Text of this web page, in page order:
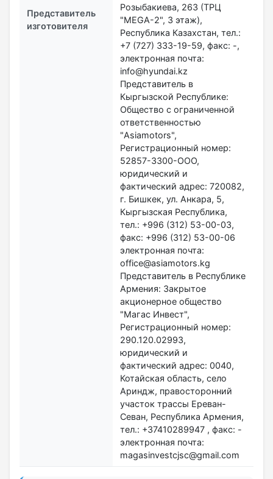
Представитель
изготовителя
Розыбакиева, 263 (ТРЦ
"MEGA-2", 3 этаж),
Республика Казахстан, тел.:
+7 (727) 333-19-59, факс: -,
электронная почта:
info@hyundai.kz
Представитель в
Кыргызской Республике:
Общество с ограниченной
ответственностью
"Asiamotors",
Регистрационный номер:
52857-3300-ООО,
юридический и
фактический адрес: 720082,
г. Бишкек, ул. Анкара, 5,
Кыргызская Республика,
тел.: +996 (312) 53-00-03,
факс: +996 (312) 53-00-06
электронная почта:
office@asiamotors.kg
Представитель в Республике
Армения: Закрытое
акционерное общество
"Магас Инвест",
Регистрационный номер:
290.120.02993,
юридический и
фактический адрес: 0040,
Котайская область, село
Ариндж, правосторонний
участок трассы Ереван-
Севан, Республика Армения,
тел.: +37410289947 , факс: -
электронная почта:
magasinvestcjsc@gmail.com